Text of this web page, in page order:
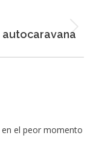
autocaravana
el peor momento